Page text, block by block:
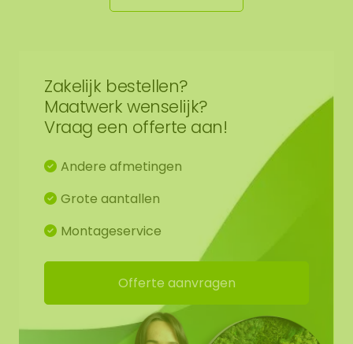
De mospuzzel is een speelse en stijlvolle
mospuzzel een krachtig symbool voor
samenwerking. Laat elke afdeling haar eigen
puzzelstuk bijdragen en zie hoe alle onderdelen
samen één geheel vormen. Een tastbare uiting
van verbondenheid.
Montage
De puzzelvorm is zo ontworpen dat meerdere
stukken perfect in elkaar passen.
Bevestig de mospuzzel eenvoudig met
kleefpads, die je direct kunt mee bestellen.
Voor extra stevigheid adviseren wij om
Zakelijk bestellen?
Maatwerk wenselijk?
Vraag een offerte aan!
Andere afmetingen
Grote aantallen
Montageservice
Offerte aanvragen